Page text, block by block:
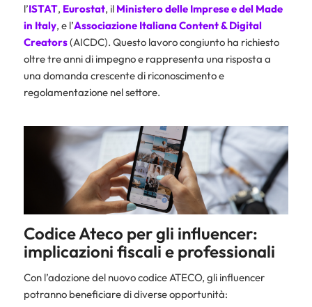
l’ISTAT, Eurostat, il Ministero delle Imprese e del Made
in Italy, e l’Associazione Italiana Content & Digital
Creators(AICDC). Questo lavoro congiunto ha richiesto
oltre tre anni di impegno e rappresenta una risposta a
una domanda crescente di riconoscimento e
regolamentazione nel settore.
Codice Ateco per gli influencer:
implicazioni fiscali e professionali
Con l’adozione del nuovo codice ATECO, gli influencer
potranno beneficiare di diverse opportunità: